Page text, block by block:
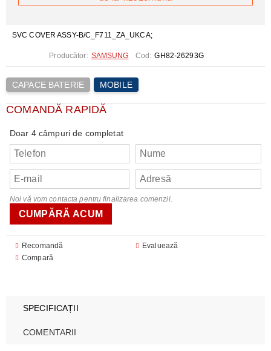
SVC COVER ASSY-B/C_F711_ZA_UKCA;
Producător: SAMSUNG Cod: GH82-26293G
CAPACE BATERIE MOBILE
COMANDĂ RAPIDĂ
Doar 4 câmpuri de completat
Noi vă vom contacta pentru finalizarea comenzii.
Recomandă
Evaluează
Compară
SPECIFICAȚII
COMENTARII